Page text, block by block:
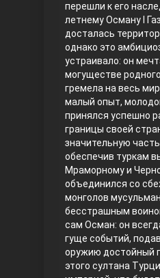
Правосyдие
Любовь
перешли к его
летнему Осману I
досталась
однако это
устраивало: он
могуществе
гремела на весь
малый опыт,
принялся успешно
границы своей
значительную
обеспечив туркам
Мраморному и
объединился со
монголов
бесстрашным
сам Осман: он
гуще событий,
оружию достойный
этого султана